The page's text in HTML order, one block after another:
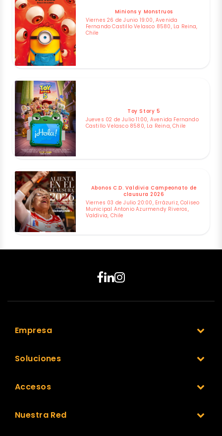
Minions y Monstruos
Viernes 26 de Junio 19:00, Avenida
Fernando Castillo Velasco 8580, La Reina,
Chile
Toy Story 5
Jueves 02 de Julio 11:00, Avenida Fernando
Castillo Velasco 8580, La Reina, Chile
Abonos C.D. Valdivia Campeonato de
clausura 2026
Viernes 03 de Julio 20:00, Errázuriz, Coliseo
Municipal Antonio Azurmendy Riveros,
Valdivia, Chile
Empresa
Soluciones
Accesos
Nuestra Red